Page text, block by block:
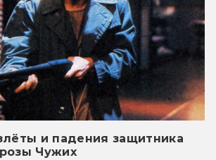
и падения защитника
Чужих